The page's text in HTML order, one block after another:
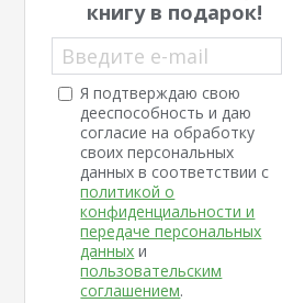
книгу в подарок!
Введите e-mail
Я подтверждаю свою
дееспособность и даю
согласие на обработку
своих персональных
данных в соответствии с
политикой о
конфиденциальности и
передаче персональных
данных и
пользовательским
соглашением.